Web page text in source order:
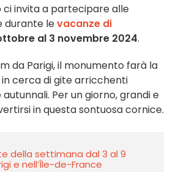
ci invita a partecipare alle
durante levacanze di
al 3 novembre 2024.
da Parigi, il monumento farà la
in cerca di gite arricchenti
Per un giorno, grandi e
in questa sontuosa cornice.
della settimana dal 3 al 9
e nell’Île-de-France